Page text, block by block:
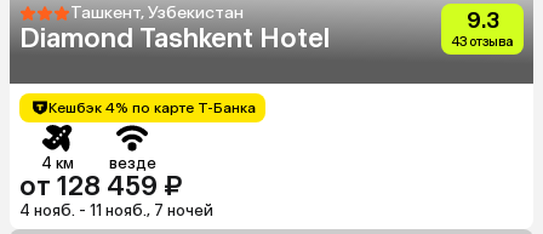
Ташкент, Узбекистан
Diamond Tashkent Hotel
9.3
43 отзыва
Кешбэк 4% по карте Т-Банка
4 км везде
от 128 459 ₽
4 нояб. - 11 нояб., 7 ночей